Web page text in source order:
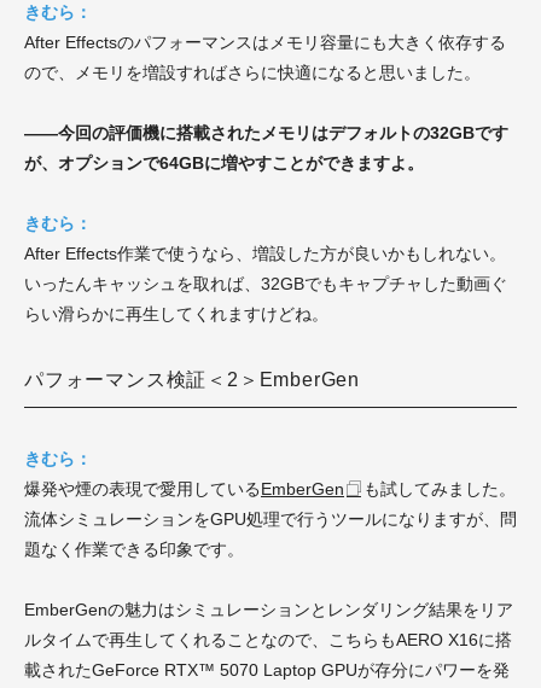
きむら：
After Effectsのパフォーマンスはメモリ容量にも大きく依存する
ので、メモリを増設すればさらに快適になると思いました。
——今回の評価機に搭載されたメモリはデフォルトの32GBです
が、オプションで64GBに増やすことができますよ。
きむら：
After Effects作業で使うなら、増設した方が良いかもしれない。
いったんキャッシュを取れば、32GBでもキャプチャした動画ぐ
らい滑らかに再生してくれますけどね。
パフォーマンス検証＜2＞EmberGen
きむら：
爆発や煙の表現で愛用しているEmberGen
も試してみました。
流体シミュレーションをGPU処理で行うツールになりますが、問
題なく作業できる印象です。
EmberGenの魅力はシミュレーションとレンダリング結果をリア
ルタイムで再生してくれることなので、こちらもAERO X16に搭
載されたGeForce RTX™ 5070 Laptop GPUが存分にパワーを発